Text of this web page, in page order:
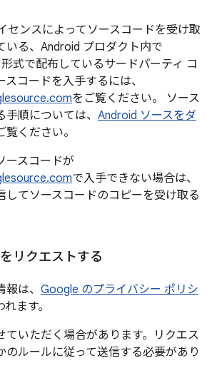
センスによってソースコードを受け取
いる、Android プロダクト内で
式で配布しているサードパーティ コ
コードを入手するには、
をご覧ください。 ソース
順については、 Android ソースをダ
覧ください。
ースコードが
で入手できない場合は、
してソースコードのコピーを受け取る
リクエストする
は、 Google のプライバシー ポリシ
ます。
ていただく場合があります。リクエス
のルールに従って送信する必要があり